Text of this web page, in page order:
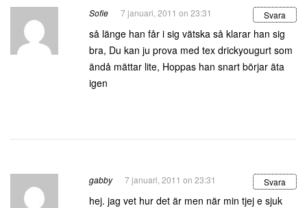
Sofie 7 januari, 2011 on 23:31 Svara
så länge han får i sig vätska så klarar han sig
bra, Du kan ju prova med tex drickyougurt som
ändå mättar lite, Hoppas han snart börjar äta
igen
gabby 7 januari, 2011 on 23:31 Svara
hej. jag vet hur det är men när min tjej e sjuk